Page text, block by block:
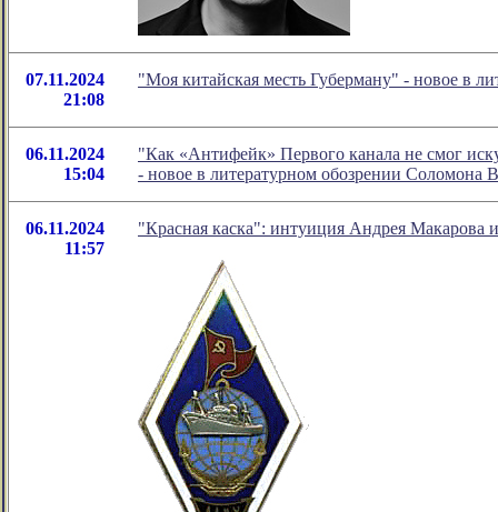
07.11.2024
21:08
"Моя китайская месть Губерману" - новое в
06.11.2024
15:04
"Как «Антифейк» Первого канала не смог
- новое в литературном обозрении Соломона
06.11.2024
11:57
"Красная каска": интуиция Андрея Макарова и